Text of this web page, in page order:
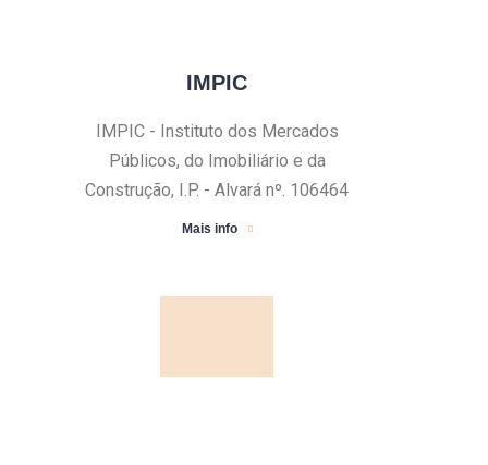
IMPIC
IMPIC - Instituto dos Mercados
Públicos, do Imobiliário e da
Construção, I.P. - Alvará nº. 106464
Mais info